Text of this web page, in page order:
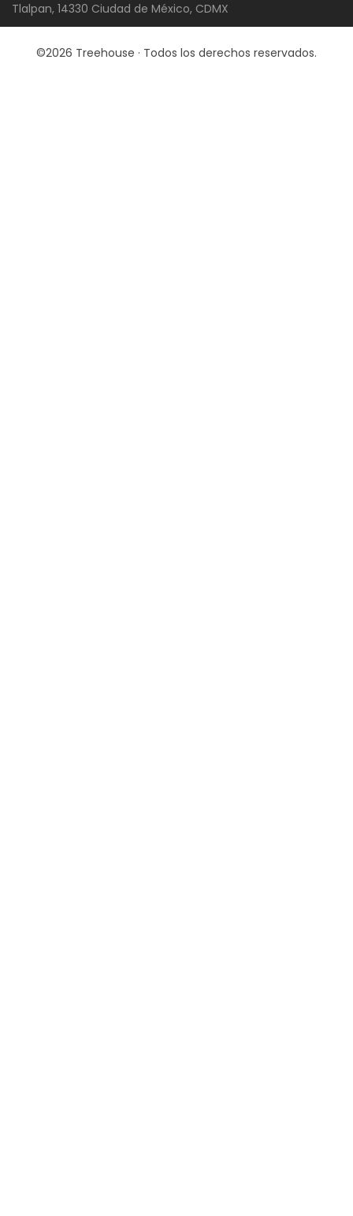
Tlalpan, 14330 Ciudad de México, CDMX
©2026 Treehouse · Todos los derechos reservados.